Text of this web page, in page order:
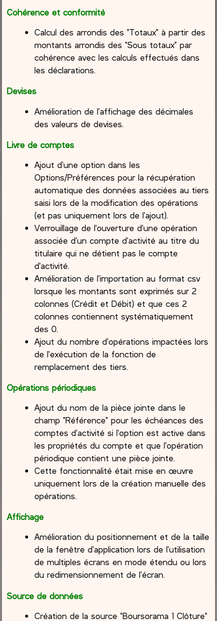
Cohérence et conformité
Calcul des arrondis des "Totaux" à partir des
montants arrondis des "Sous totaux" par
cohérence avec les calculs effectués dans
les déclarations.
Devises
Amélioration de l'affichage des décimales
des valeurs de devises.
Livre de comptes
Ajout d'une option dans les
Options/Préférences pour la récupération
automatique des données associées au tiers
saisi lors de la modification des opérations
(et pas uniquement lors de l'ajout).
Verrouillage de l'ouverture d'une opération
associée d'un compte d'activité au titre du
titulaire qui ne détient pas le compte
d'activité.
Amélioration de l'importation au format csv
lorsque les montants sont exprimés sur 2
colonnes (Crédit et Débit) et que ces 2
colonnes contiennent systématiquement
des 0.
Ajout du nombre d'opérations impactées lors
de l'exécution de la fonction de
remplacement des tiers.
Opérations périodiques
Ajout du nom de la pièce jointe dans le
champ "Référence" pour les échéances des
comptes d'activité si l'option est active dans
les propriétés du compte et que l'opération
périodique contient une pièce jointe.
Cette fonctionnalité était mise en œuvre
uniquement lors de la création manuelle des
opérations.
Affichage
Amélioration du positionnement et de la taille
de la fenêtre d'application lors de l'utilisation
de multiples écrans en mode étendu ou lors
du redimensionnement de l'écran.
Source de données
Création de la source "Boursorama 1 Clôture"